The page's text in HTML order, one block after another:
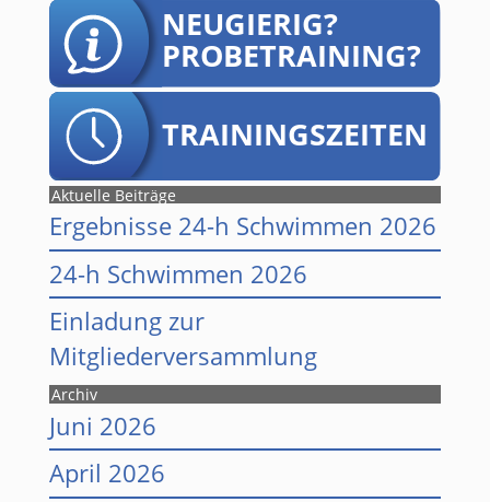
Aktuelle Beiträge
Ergebnisse 24-h Schwimmen 2026
24-h Schwimmen 2026
Einladung zur
Mitgliederversammlung
Archiv
Juni 2026
April 2026